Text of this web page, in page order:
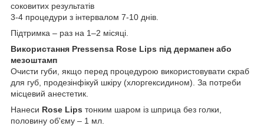
соковитих результатів
3-4 процедури з інтервалом 7-10 днів.
Підтримка – раз на 1–2 місяці.
Використання Pressensa Rose Lips під дермапен або
мезоштамп
Очисти губи, якщо перед процедурою використовувати скраб
для губ, продезінфікуй шкіру (хлоргексидином). За потреби
місцевий анестетик.
Нанеси Rose Lips тонким шаром із шприца без голки,
половину об'єму – 1 мл.